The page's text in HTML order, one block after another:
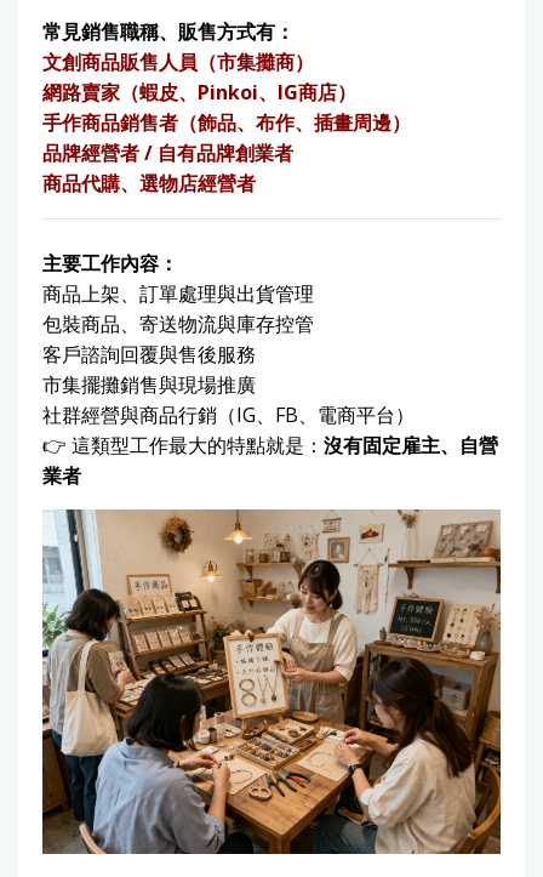
常見銷售職稱、販售方式有：
文創商品販售人員（市集攤商）
網路賣家（蝦皮、Pinkoi、IG商店）
手作商品銷售者（飾品、布作、插畫周邊）
品牌經營者 / 自有品牌創業者
商品代購、選物店經營者
主要工作內容：
商品上架、訂單處理與出貨管理
包裝商品、寄送物流與庫存控管
客戶諮詢回覆與售後服務
市集擺攤銷售與現場推廣
社群經營與商品行銷（IG、FB、電商平台）
👉 這類型工作最大的特點就是： 沒有固定雇主、自營
業者